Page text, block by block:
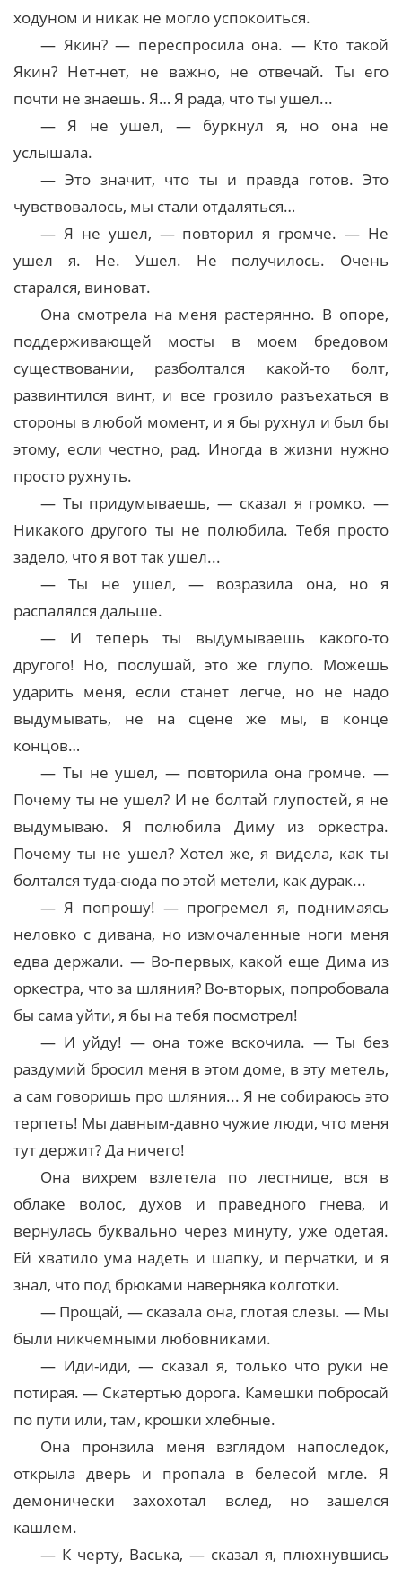
ходуном и никак не могло успокоиться.
— Якин? — переспросила она. — Кто такой
Якин? Нет-нет, не важно, не отвечай. Ты его
почти не знаешь. Я… Я рада, что ты ушел...
— Я не ушел, — буркнул я, но она не
услышала.
— Это значит, что ты и правда готов. Это
чувствовалось, мы стали отдаляться…
— Я не ушел, — повторил я громче. — Не
ушел я. Не. Ушел. Не получилось. Очень
старался, виноват.
Она смотрела на меня растерянно. В опоре,
поддерживающей мосты в моем бредовом
существовании, разболтался какой-то болт,
развинтился винт, и все грозило разъехаться в
стороны в любой момент, и я бы рухнул и был бы
этому, если честно, рад. Иногда в жизни нужно
просто рухнуть.
— Ты придумываешь, — сказал я громко. —
Никакого другого ты не полюбила. Тебя просто
задело, что я вот так ушел...
— Ты не ушел, — возразила она, но я
распалялся дальше.
— И теперь ты выдумываешь какого-то
другого! Но, послушай, это же глупо. Можешь
ударить меня, если станет легче, но не надо
выдумывать, не на сцене же мы, в конце
концов…
— Ты не ушел, — повторила она громче. —
Почему ты не ушел? И не болтай глупостей, я не
выдумываю. Я полюбила Диму из оркестра.
Почему ты не ушел? Хотел же, я видела, как ты
болтался туда-сюда по этой метели, как дурак...
— Я попрошу! — прогремел я, поднимаясь
неловко с дивана, но измочаленные ноги меня
едва держали. — Во-первых, какой еще Дима из
оркестра, что за шляния? Во-вторых, попробовала
бы сама уйти, я бы на тебя посмотрел!
— И уйду! — она тоже вскочила. — Ты без
раздумий бросил меня в этом доме, в эту метель,
а сам говоришь про шляния... Я не собираюсь это
терпеть! Мы давным-давно чужие люди, что меня
тут держит? Да ничего!
Она вихрем взлетела по лестнице, вся в
облаке волос, духов и праведного гнева, и
вернулась буквально через минуту, уже одетая.
Ей хватило ума надеть и шапку, и перчатки, и я
знал, что под брюками наверняка колготки.
— Прощай, — сказала она, глотая слезы. — Мы
были никчемными любовниками.
— Иди-иди, — сказал я, только что руки не
потирая. — Скатертью дорога. Камешки побросай
по пути или, там, крошки хлебные.
Она пронзила меня взглядом напоследок,
открыла дверь и пропала в белесой мгле. Я
демонически захохотал вслед, но зашелся
кашлем.
— К черту, Васька, — сказал я, плюхнувшись